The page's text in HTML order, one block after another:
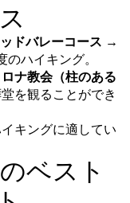
ドバレーコース →
ハイキング。
ロナ教会（柱のある
を観ることができ
キングに適してい
ベスト